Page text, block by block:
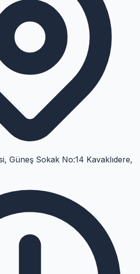
Güneş Sokak No:14 Kavaklıdere,